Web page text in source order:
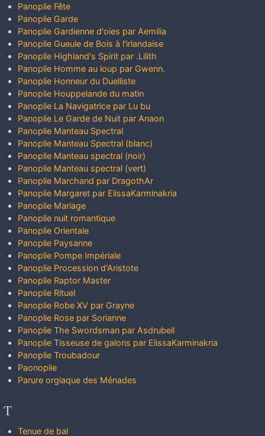
Panoplie Fête
Panoplie Garde
Panoplie Gardienne d'oies par Aemilia
Panoplie Gueule de Bois à l'irlandaise
Panoplie Highland's Spirit par .Lilith
Panoplie Homme au loup par Gwenn.
Panoplie Honneur du Duelliste
Panoplie Houppelande du matin
Panoplie La Navigatrice par Lu bu
Panoplie Le Garde de Nuit par Anaon
Panoplie Manteau Spectral
Panoplie Manteau Spectral (blanc)
Panoplie Manteau spectral (noir)
Panoplie Manteau spectral (vert)
Panoplie Marchand par DragothAr
Panoplie Margaret par ElissaKarminakria
Panoplie Mariage
Panoplie nuit romantique
Panoplie Orientale
Panoplie Paysanne
Panoplie Pompe Impériale
Panoplie Procession d'Aristote
Panoplie Raptor Master
Panoplie Rituel
Panoplie Robe XV par Grayne
Panoplie Rose par Sorianne
Panoplie The Swordsman par Asdrubell
Panoplie Tisseuse de galons par ElissaKarminakria
Panoplie Troubadour
Paonoplie
Parure orgiaque des Ménades
T
Tenue de bal